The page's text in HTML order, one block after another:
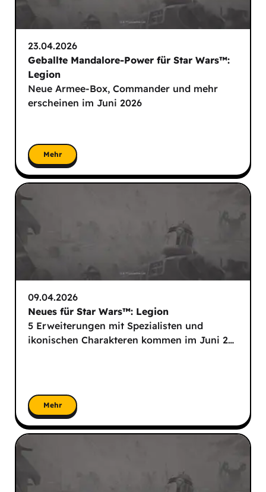
23.04.2026
Geballte Mandalore-Power für Star Wars™:
Legion
Neue Armee-Box, Commander und mehr
erscheinen im Juni 2026
Mehr
09.04.2026
Neues für Star Wars™: Legion
5 Erweiterungen mit Spezialisten und
ikonischen Charakteren kommen im Juni 2…
Mehr